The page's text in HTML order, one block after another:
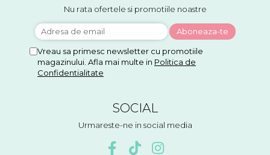
Nu rata ofertele si promotiile noastre
Vreau sa primesc newsletter cu promotiile
magazinului. Afla mai multe in Politica de
Confidentialitate
SOCIAL
Urmareste-ne in social media